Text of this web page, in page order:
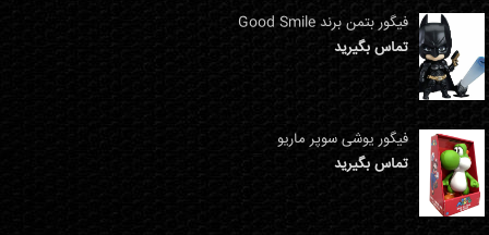
فیگور بتمن برند Good Smile
تماس بگیرید
فیگور یوشی سوپر ماریو
تماس بگیرید